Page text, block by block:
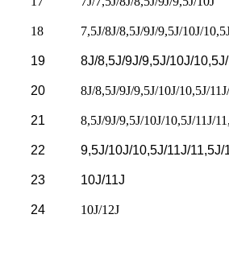
18 7,5J/8J/8,5J/9J/9,5J/10J/
19 8J/8,5J/9J/9,5J/10J/
20 8J/8,5J/9J/9,5J/10J/10,5J/
21 8,5J/9J/9,5J/10J/10,5J/11J/
22 9,5J/10J/10,5J/11J/11,5J/
23 10J/11J
24 10J/12J